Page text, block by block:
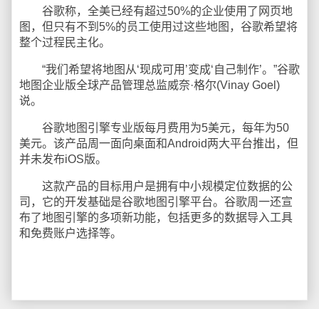
谷歌称，全美已经有超过50%的企业使用了网页地
图，但只有不到5%的员工使用过这些地图，谷歌希望将
整个过程民主化。
“我们希望将地图从‘现成可用’变成‘自己制作’。”谷歌
地图企业版全球产品管理总监威奈·格尔(Vinay Goel)
说。
谷歌地图引擎专业版每月费用为5美元，每年为50
美元。该产品周一面向桌面和Android两大平台推出，但
并未发布iOS版。
这款产品的目标用户是拥有中小规模定位数据的公
司，它的开发基础是谷歌地图引擎平台。谷歌周一还宣
布了地图引擎的多项新功能，包括更多的数据导入工具
和免费账户选择等。